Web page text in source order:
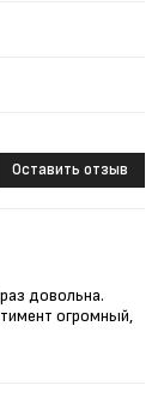
Оставить отзыв
довольна.
огромный,